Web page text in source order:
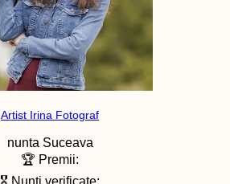
Artist Irina Fotograf
nunta Suceava
🏆 Premii: